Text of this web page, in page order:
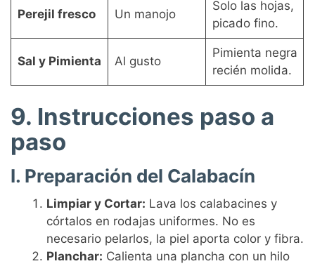
Perejil fresco Un manojo
Solo las hojas,
picado fino.
Sal y Pimienta Al gusto
Pimienta negra
recién molida.
9. Instrucciones paso a
paso
I. Preparación del Calabacín
Limpiar y Cortar: Lava los calabacines y
córtalos en rodajas uniformes. No es
necesario pelarlos, la piel aporta color y fibra.
Planchar: Calienta una plancha con un hilo